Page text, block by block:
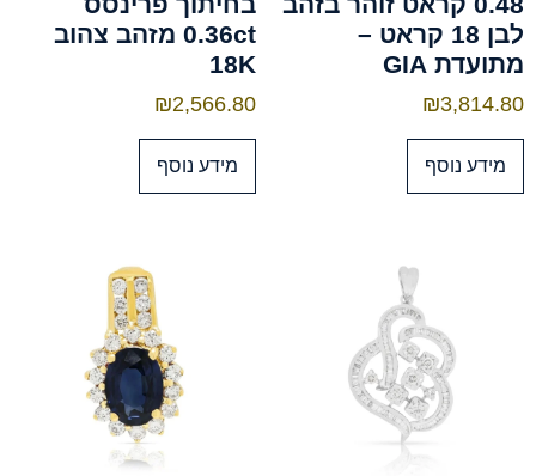
לבן 18 קראט –
מתועדת GIA
₪3,814.80
מידע נוסף
0.36ct מזהב צהוב
18K
₪2,566.80
מידע נוסף